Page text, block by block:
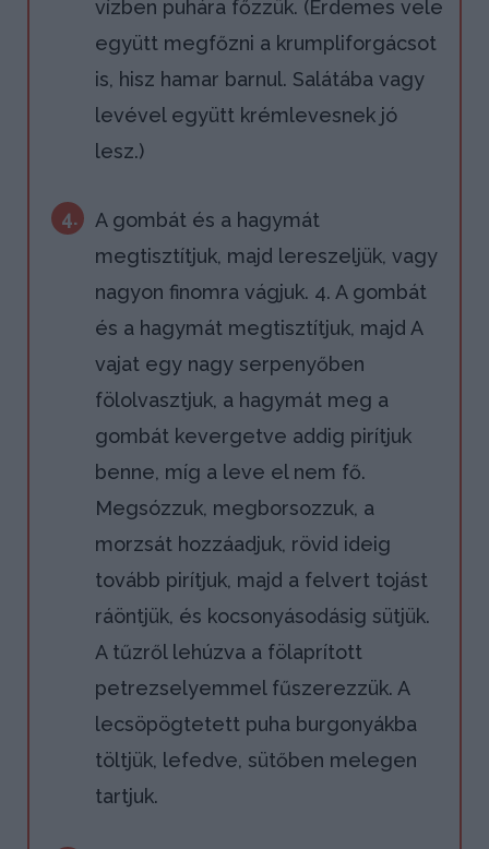
vízben puhára főzzük. (Érdemes vele
együtt megfőzni a krumpliforgácsot
is, hisz hamar barnul. Salátába vagy
levével együtt krémlevesnek jó
lesz.)
4.
A gombát és a hagymát
megtisztítjuk, majd lereszeljük, vagy
nagyon finomra vágjuk. 4. A gombát
és a hagymát megtisztítjuk, majd A
vajat egy nagy serpenyőben
fölolvasztjuk, a hagymát meg a
gombát kevergetve addig pirítjuk
benne, míg a leve el nem fő.
Megsózzuk, megborsozzuk, a
morzsát hozzáadjuk, rövid ideig
tovább pirítjuk, majd a felvert tojást
ráöntjük, és kocsonyásodásig sütjük.
A tűzről lehúzva a fölaprított
petrezselyemmel fűszerezzük. A
lecsöpögtetett puha burgonyákba
töltjük, lefedve, sütőben melegen
tartjuk.